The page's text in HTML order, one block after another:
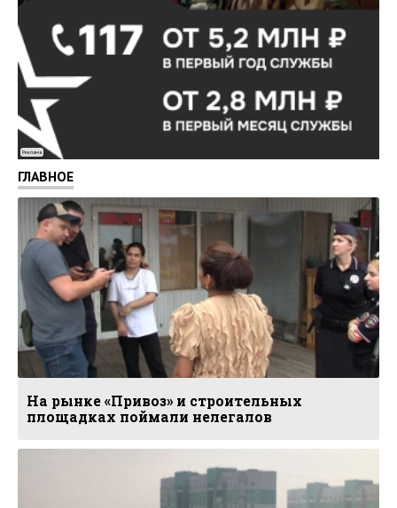
Реклама
ГЛАВНОЕ
На рынке «Привоз» и строительных
площадках поймали нелегалов